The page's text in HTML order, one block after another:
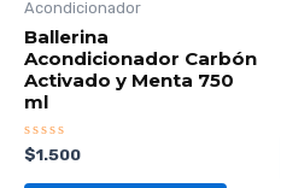
Acondicionador
Ballerina
Acondicionador Carbón
Activado y Menta 750
ml
Valorado
con
0
$1.500